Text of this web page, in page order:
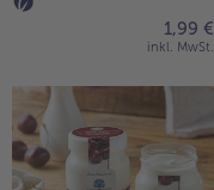
1,99 €
inkl. MwSt.